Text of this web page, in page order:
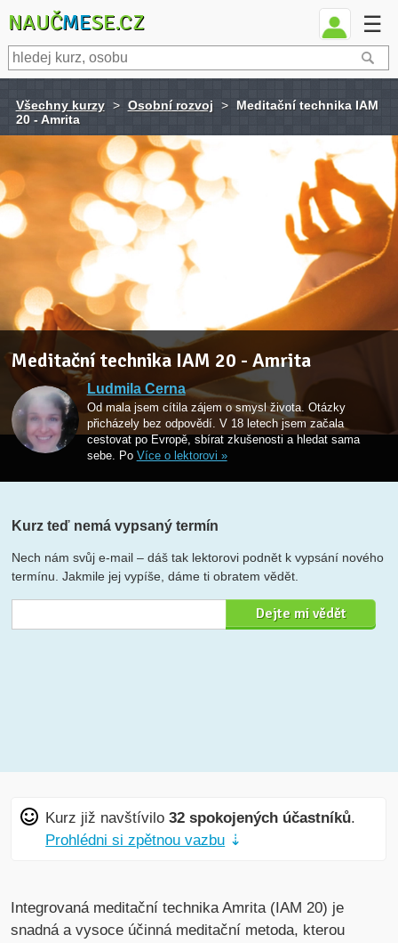
NAUČMESE.CZ ☰
Všechny kurzy > Osobní rozvoj >
Meditační technika IAM
20 - Amrita
Meditační technika IAM 20 - Amrita
Ludmila Cerna
Od mala jsem cítila zájem o smysl života. Otázky
přicházely bez odpovědí. V 18 letech jsem začala
cestovat po Evropě, sbírat zkušenosti a hledat sama
sebe. Po Více o lektorovi »
Kurz teď nemá vypsaný termín
Nech nám svůj e-mail – dáš tak lektorovi podnět k vypsání nového
termínu. Jakmile jej vypíše, dáme ti obratem vědět.
Kurz již navštívilo32 spokojených účastníků.
Prohlédni si zpětnou vazbu ⇣
Integrovaná meditační technika Amrita (IAM 20) je
snadná a vysoce účinná meditační metoda, kterou